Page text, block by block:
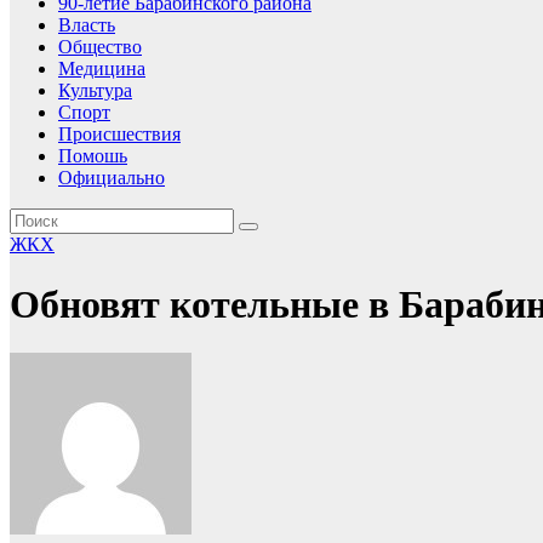
Власть
Общество
Медицина
Культура
Спорт
Происшествия
Помошь
Официально
ЖКХ
Обновят котельные в